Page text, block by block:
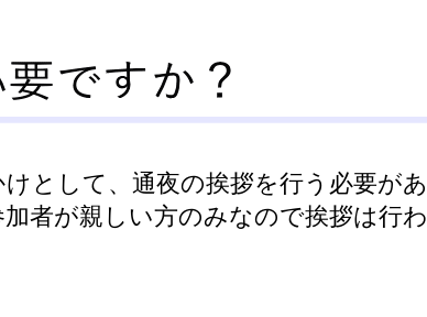
として、通夜の挨拶を行う必要があ
者が親しい方のみなので挨拶は行わ